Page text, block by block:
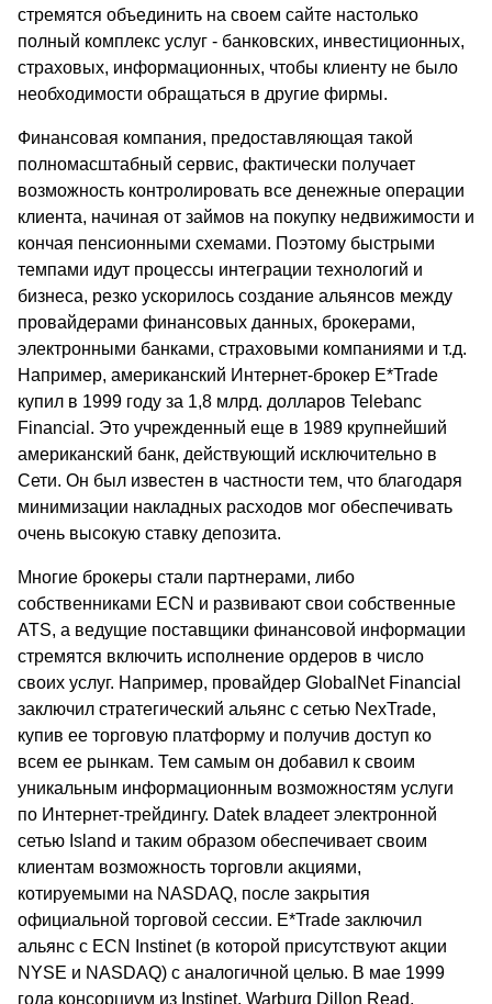
стремятся объединить на своем сайте настолько
полный комплекс услуг - банковских, инвестиционных,
страховых, информационных, чтобы клиенту не было
необходимости обращаться в другие фирмы.
Финансовая компания, предоставляющая такой
полномасштабный сервис, фактически получает
возможность контролировать все денежные операции
клиента, начиная от займов на покупку недвижимости и
кончая пенсионными схемами. Поэтому быстрыми
темпами идут процессы интеграции технологий и
бизнеса, резко ускорилось создание альянсов между
провайдерами финансовых данных, брокерами,
электронными банками, страховыми компаниями и т.д.
Например, американский Интернет-брокер Е*Trade
купил в 1999 году за 1,8 млрд. долларов Telebanc
Financial. Это учрежденный еще в 1989 крупнейший
американский банк, действующий исключительно в
Сети. Он был известен в частности тем, что благодаря
минимизации накладных расходов мог обеспечивать
очень высокую ставку депозита.
Многие брокеры стали партнерами, либо
собственниками ECN и развивают свои собственные
ATS, а ведущие поставщики финансовой информации
стремятся включить исполнение ордеров в число
своих услуг. Например, провайдер GlobalNet Financial
заключил стратегический альянс с сетью NexTrade,
купив ее торговую платформу и получив доступ ко
всем ее рынкам. Тем самым он добавил к своим
уникальным информационным возможностям услуги
по Интернет-трейдингу. Datek владеет электронной
сетью Island и таким образом обеспечивает своим
клиентам возможность торговли акциями,
котируемыми на NASDAQ, после закрытия
официальной торговой сессии. E*Trade заключил
альянс с ECN Instinet (в которой присутствуют акции
NYSE и NASDAQ) с аналогичной целью. В мае 1999
года консорциум из Instinet, Warburg Dillon Read,